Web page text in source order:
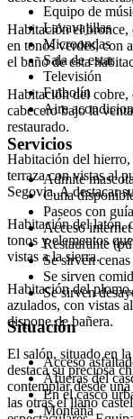
Habitación el bronce,
en tonos verdes, con
el baño de esta
Habitación del cobre,
cabecero bajo la
restaurado.
Habitación del hierro,
terraza con vistas al
Segovia. A destacar
Habitación del latón,
tonos y elementos
vistas a la sierra.
Habitación del
azulados, con vistas
dispone de bañera.
El salón, situado en
destaca su preciosa
contemplar desde
las otras el llano
Equipo de
Lavavajillas
Microondas
Sala de estar
Televisión
Futbolín
Aire
Servicios
Admite
Cuna
Paseos con guía
Acceso internet
Restaurante
Se sirven cenas
Se sirven
Se sirven
Situación
Acceso
Afueras del
En el casco
Montaña